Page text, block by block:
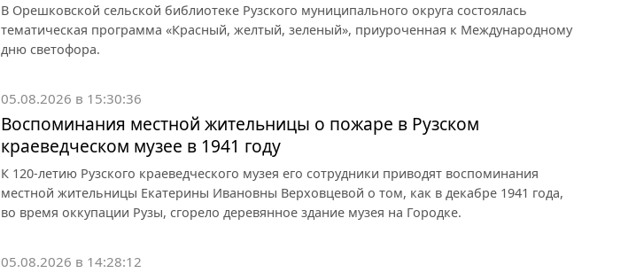
В Орешковской сельской библиотеке Рузского муниципального округа состоялась
тематическая программа «Красный, желтый, зеленый», приуроченная к Международному
дню светофора.
05.08.2026 в 15:30:36
Воспоминания местной жительницы о пожаре в Рузском
краеведческом музее в 1941 году
К 120-летию Рузского краеведческого музея его сотрудники приводят воспоминания
местной жительницы Екатерины Ивановны Верховцевой о том, как в декабре 1941 года,
во время оккупации Рузы, сгорело деревянное здание музея на Городке.
05.08.2026 в 14:28:12